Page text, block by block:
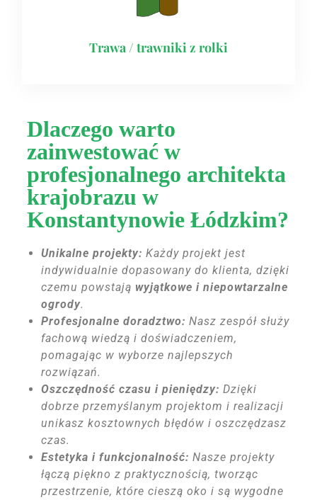
Trawa / trawniki z rolki
Dlaczego warto
zainwestować w
profesjonalnego architekta
krajobrazu w
Konstantynowie Łódzkim?
Unikalne projekty: Każdy projekt jest
indywidualnie dopasowany do klienta, dzięki
czemu powstają wyjątkowe i niepowtarzalne
ogrody.
Profesjonalne doradztwo: Nasz zespół służy
fachową wiedzą i doświadczeniem,
pomagając w wyborze najlepszych
rozwiązań.
Oszczędność czasu i pieniędzy: Dzięki
dobrze przemyślanym projektom i realizacji
unikasz kosztownych błędów i oszczędzasz
czas.
Estetyka i funkcjonalność: Nasze projekty
łączą piękno z praktycznością, tworząc
przestrzenie, które cieszą oko i są wygodne